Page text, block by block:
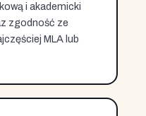
i akademicki
zgodność ze
MLA lub